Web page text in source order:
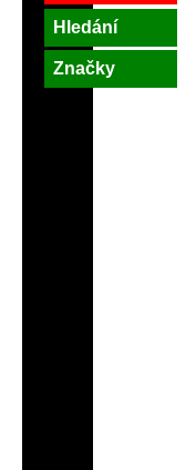
Hledání
Značky